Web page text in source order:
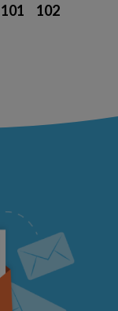
101 102